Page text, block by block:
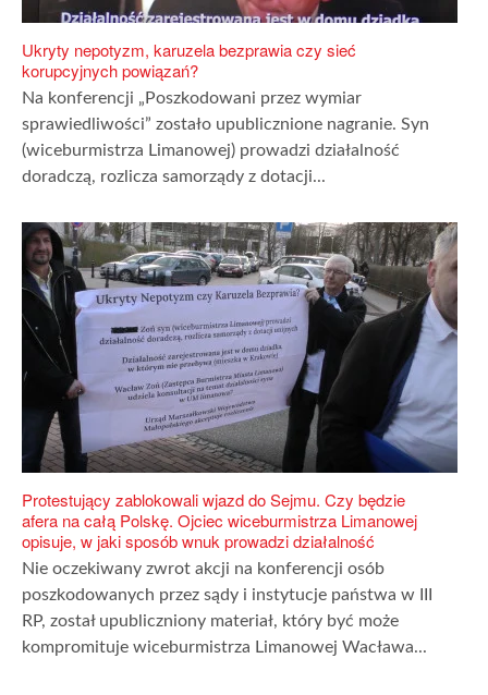
Ukryty nepotyzm, karuzela bezprawia czy sieć
korupcyjnych powiązań?
Na konferencji „Poszkodowani przez wymiar
sprawiedliwości” zostało upublicznione nagranie. Syn
(wiceburmistrza Limanowej) prowadzi działalność
doradczą, rozlicza samorządy z dotacji...
Protestujący zablokowali wjazd do Sejmu. Czy będzie
afera na całą Polskę. Ojciec wiceburmistrza Limanowej
opisuje, w jaki sposób wnuk prowadzi działalność
Nie oczekiwany zwrot akcji na konferencji osób
poszkodowanych przez sądy i instytucje państwa w III
RP, został upubliczniony materiał, który być może
kompromituje wiceburmistrza Limanowej Wacława...